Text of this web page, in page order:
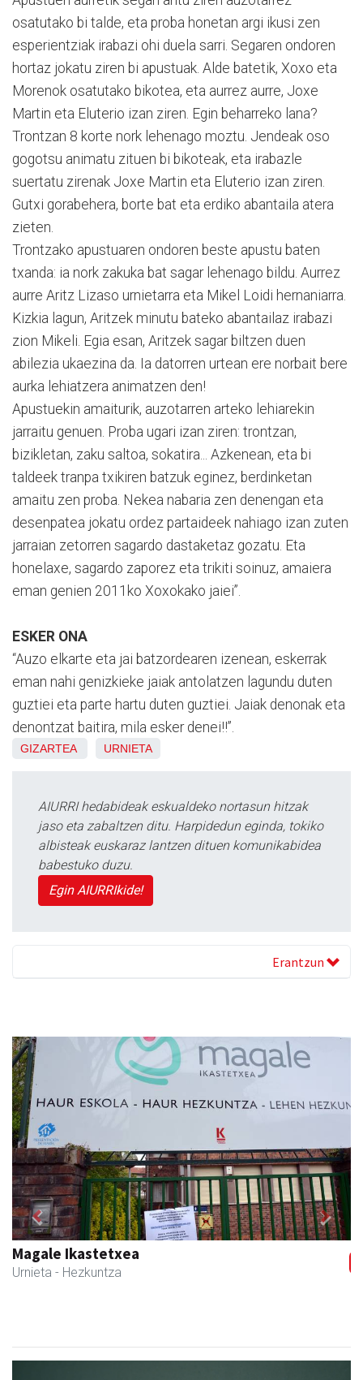
osatutako bi talde, eta proba honetan argi ikusi zen
esperientziak irabazi ohi duela sarri. Segaren ondoren
hortaz jokatu ziren bi apustuak. Alde batetik, Xoxo eta
Morenok osatutako bikotea, eta aurrez aurre, Joxe
Martin eta Eluterio izan ziren. Egin beharreko lana?
Trontzan 8 korte nork lehenago moztu. Jendeak oso
gogotsu animatu zituen bi bikoteak, eta irabazle
suertatu zirenak Joxe Martin eta Eluterio izan ziren.
Gutxi gorabehera, borte bat eta erdiko abantaila atera
zieten.
Trontzako apustuaren ondoren beste apustu baten
txanda: ia nork zakuka bat sagar lehenago bildu. Aurrez
aurre Aritz Lizaso urnietarra eta Mikel Loidi hernaniarra.
Kizkia lagun, Aritzek minutu bateko abantailaz irabazi
zion Mikeli. Egia esan, Aritzek sagar biltzen duen
abilezia ukaezina da. Ia datorren urtean ere norbait bere
aurka lehiatzera animatzen den!
Apustuekin amaiturik, auzotarren arteko lehiarekin
jarraitu genuen. Proba ugari izan ziren: trontzan,
bizikletan, zaku saltoa, sokatira... Azkenean, eta bi
taldeek tranpa txikiren batzuk eginez, berdinketan
amaitu zen proba. Nekea nabaria zen denengan eta
desenpatea jokatu ordez partaideek nahiago izan zuten
jarraian zetorren sagardo dastaketaz gozatu. Eta
honelaxe, sagardo zaporez eta trikiti soinuz, amaiera
eman genien 2011ko Xoxokako jaiei”.
ESKER ONA
“Auzo elkarte eta jai batzordearen izenean, eskerrak
eman nahi genizkieke jaiak antolatzen lagundu duten
guztiei eta parte hartu duten guztiei. Jaiak denonak eta
denontzat baitira, mila esker denei!!”.
GIZARTEA URNIETA
AIURRI hedabideak eskualdeko nortasun hitzak
jaso eta zabaltzen ditu. Harpidedun eginda, tokiko
albisteak euskaraz lantzen dituen komunikabidea
babestuko duzu.
Egin AIURRIkide!
Erantzun
Magale Ikastetxea
Urnieta - Hezkuntza
Previous Next